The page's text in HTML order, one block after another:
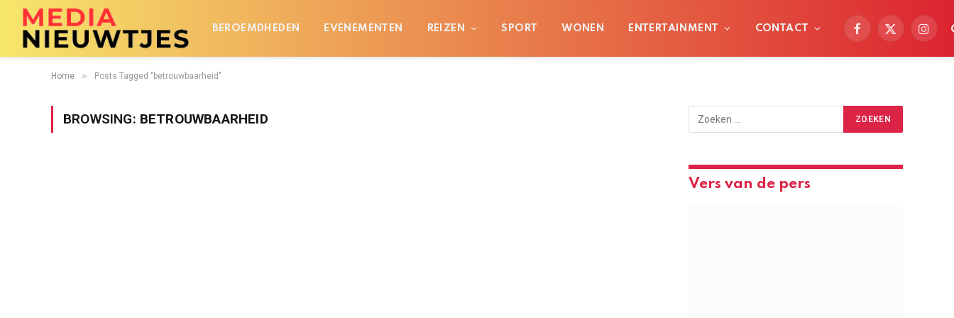
BEROEMDHEDEN EVENEMENTEN REIZEN SPORT WONEN ENTERTAINMENT CONTACT
Facebook
X
Home » Posts Tagged "betrouwbaarheid"
BROWSING: BETROUWBAARHEID
Vers van de pers